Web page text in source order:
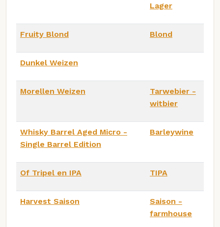
Lager
Fruity Blond Blond
Dunkel Weizen
Morellen Weizen
Tarwebier -
witbier
Whisky Barrel Aged Micro -
Single Barrel Edition
Barleywine
Of Tripel en IPA TIPA
Harvest Saison
Saison -
farmhouse